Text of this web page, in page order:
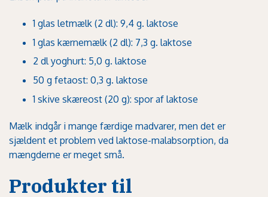
1 glas letmælk (2 dl): 9,4 g. laktose
1 glas kærnemælk (2 dl): 7,3 g. laktose
2 dl yoghurt: 5,0 g. laktose
50 g fetaost: 0,3 g. laktose
1 skive skæreost (20 g): spor af laktose
Mælk indgår i mange færdige madvarer, men det er
sjældent et problem ved laktose-malabsorption, da
mængderne er meget små.
Produkter til